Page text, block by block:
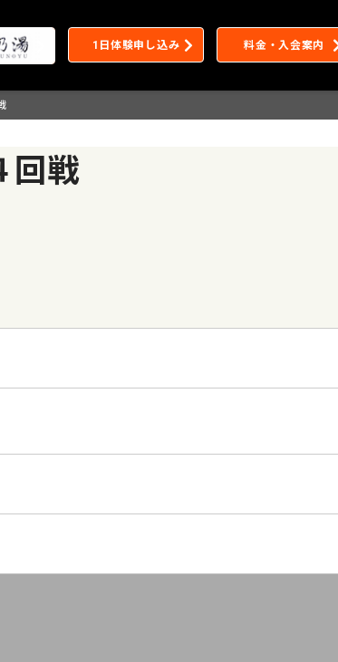
1日体験申し込み 料金・入会案内
回戦